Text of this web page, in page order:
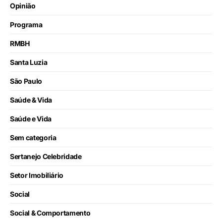
Opinião
Programa
RMBH
Santa Luzia
São Paulo
Saúde & Vida
Saúde e Vida
Sem categoria
Sertanejo Celebridade
Setor Imobiliário
Social
Social & Comportamento